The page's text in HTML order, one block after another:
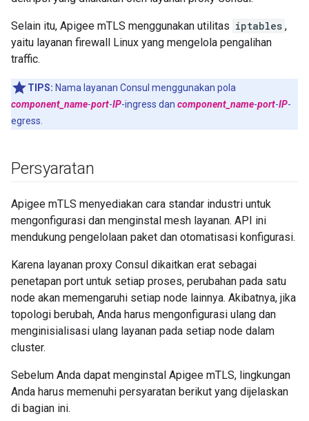
Selain itu, Apigee mTLS menggunakan utilitas iptables ,
yaitu layanan firewall Linux yang mengelola pengalihan
traffic.
TIPS: Nama layanan Consul menggunakan pola
component_name-port-IP-ingress dan component_name-port-IP-
egress.
Persyaratan
Apigee mTLS menyediakan cara standar industri untuk
mengonfigurasi dan menginstal mesh layanan. API ini
mendukung pengelolaan paket dan otomatisasi konfigurasi.
Karena layanan proxy Consul dikaitkan erat sebagai
penetapan port untuk setiap proses, perubahan pada satu
node akan memengaruhi setiap node lainnya. Akibatnya, jika
topologi berubah, Anda harus mengonfigurasi ulang dan
menginisialisasi ulang layanan pada setiap node dalam
cluster.
Sebelum Anda dapat menginstal Apigee mTLS, lingkungan
Anda harus memenuhi persyaratan berikut yang dijelaskan
di bagian ini.